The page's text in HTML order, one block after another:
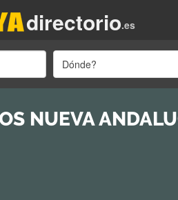
.es
directorio
Dónde?
NUEVA